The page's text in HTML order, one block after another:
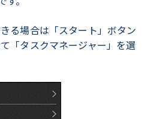
る場合は「スタート」ボタン
「タスクマネージャー」を選